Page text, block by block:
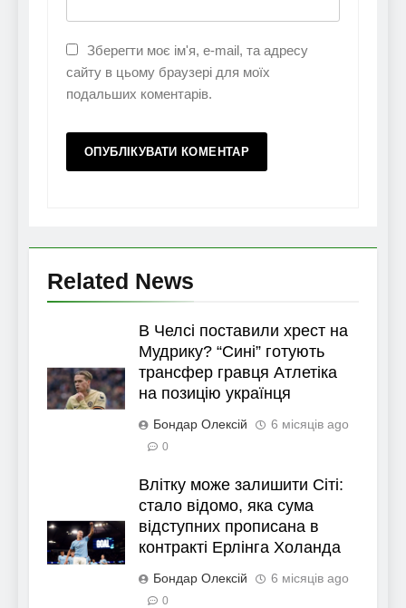
Зберегти моє ім'я, e-mail, та адресу
сайту в цьому браузері для моїх
подальших коментарів.
Related News
В Челсі поставили хрест на
Мудрику? “Сині” готують
трансфер гравця Атлетіка
на позицію українця
Бондар Олексій 6 місяців ago
0
Влітку може залишити Сіті:
стало відомо, яка сума
відступних прописана в
контракті Ерлінга Холанда
Бондар Олексій 6 місяців ago
0